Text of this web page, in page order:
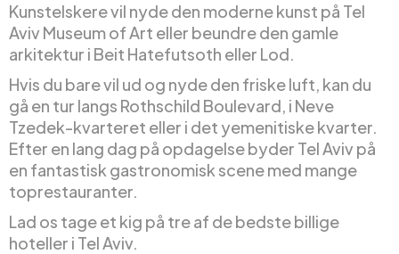
Kunstelskere vil nyde den moderne kunst på Tel
Aviv Museum of Art eller beundre den gamle
arkitektur i Beit Hatefutsoth eller Lod.
Hvis du bare vil ud og nyde den friske luft, kan du
gå en tur langs Rothschild Boulevard, i Neve
Tzedek-kvarteret eller i det yemenitiske kvarter.
Efter en lang dag på opdagelse byder Tel Aviv på
en fantastisk gastronomisk scene med mange
toprestauranter.
Lad os tage et kig på tre af de bedste billige
hoteller i Tel Aviv.